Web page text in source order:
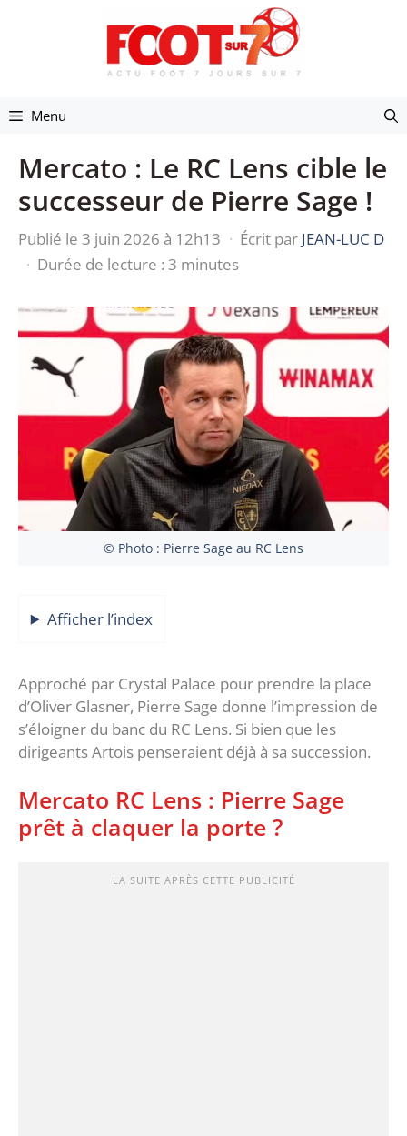
Menu
Mercato : Le RC Lens cible le
successeur de Pierre Sage !
Publié le 3 juin 2026 à 12h13 · Écrit par JEAN-LUC D
· Durée de lecture : 3 minutes
© Photo : Pierre Sage au RC Lens
Afficher l’index
Approché par Crystal Palace pour prendre la place
d’Oliver Glasner, Pierre Sage donne l’impression de
s’éloigner du banc du RC Lens. Si bien que les
dirigeants Artois penseraient déjà à sa succession.
Mercato RC Lens : Pierre Sage
prêt à claquer la porte ?
LA SUITE APRÈS CETTE PUBLICITÉ